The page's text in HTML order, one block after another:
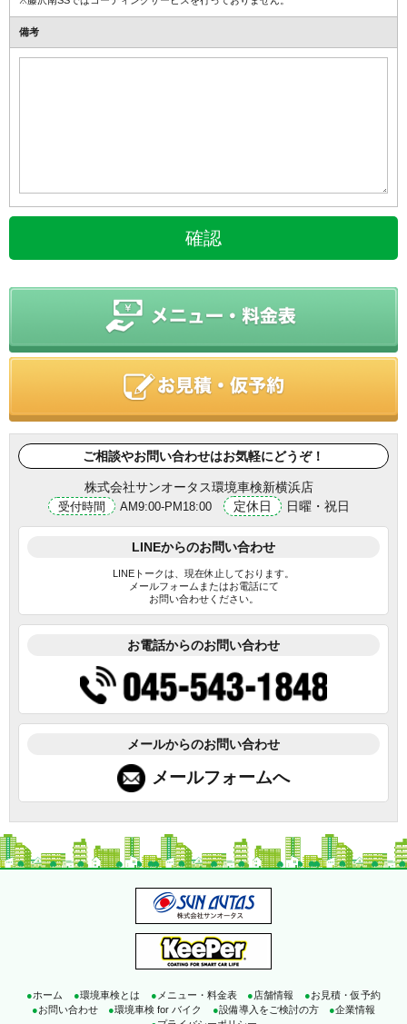
備考
ご相談やお問い合わせはお気軽にどうぞ！
株式会社サンオータス環境車検新横浜店
受付時間 AM9:00-PM18:00 定休日 日曜・祝日
LINEからのお問い合わせ
LINEトークは、現在休止しております。
メールフォームまたはお電話にて
お問い合わせください。
お電話からのお問い合わせ
メールからのお問い合わせ
メールフォームへ
●ホーム ●環境車検とは ● メニュー・料金表 ●店舗情報 ●お見積・仮予約
●お問い合わせ ●環境車検 for バイク ●設備導入をご検討の方 ●企業情報